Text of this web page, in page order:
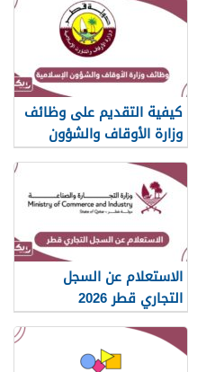
كيفية التقديم على وظائف
وزارة الأوقاف والشؤون
الإسلامية قطر 2026
الاستعلام عن السجل
التجاري قطر 2026